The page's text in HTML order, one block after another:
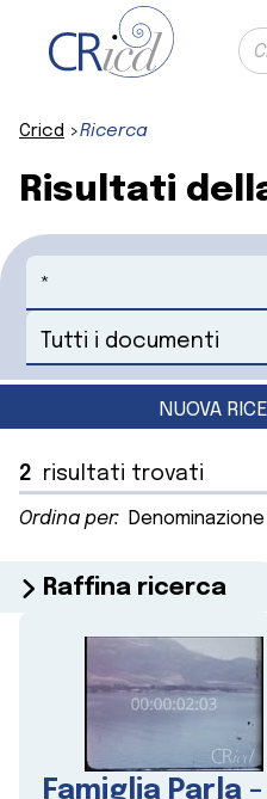
Cricd Ricerca
Risultati
Cerca
Seleziona un documento
NUOVA
2 risultati trovati
Ordina per: Denominazione
Raffina ricerca
Famiglia Parla